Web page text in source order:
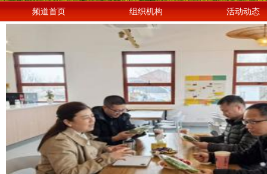
频道首页 组织机构 活动动态